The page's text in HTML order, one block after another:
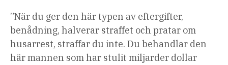
”När du ger den här typen av eftergifter,
benådning, halverar straffet och pratar om
husarrest, straffar du inte. Du behandlar den
här mannen som har stulit miljarder dollar